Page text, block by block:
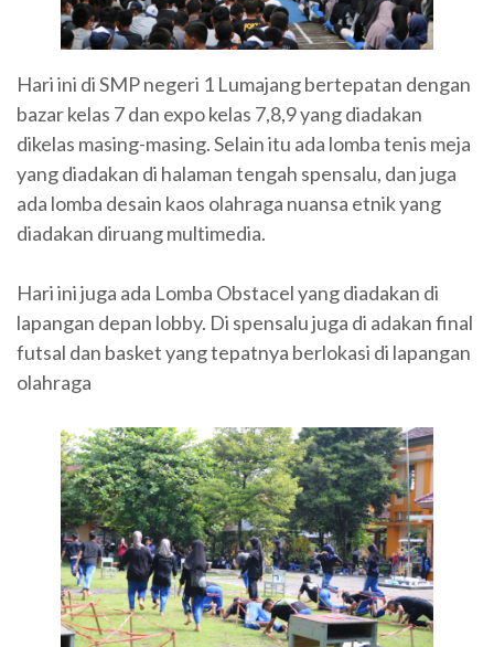
Hari ini di SMP negeri 1 Lumajang bertepatan dengan
bazar kelas 7 dan expo kelas 7,8,9 yang diadakan
dikelas masing-masing. Selain itu ada lomba tenis meja
yang diadakan di halaman tengah spensalu, dan juga
ada lomba desain kaos olahraga nuansa etnik yang
diadakan diruang multimedia.
Hari ini juga ada Lomba Obstacel yang diadakan di
lapangan depan lobby. Di spensalu juga di adakan final
futsal dan basket yang tepatnya berlokasi di lapangan
olahraga